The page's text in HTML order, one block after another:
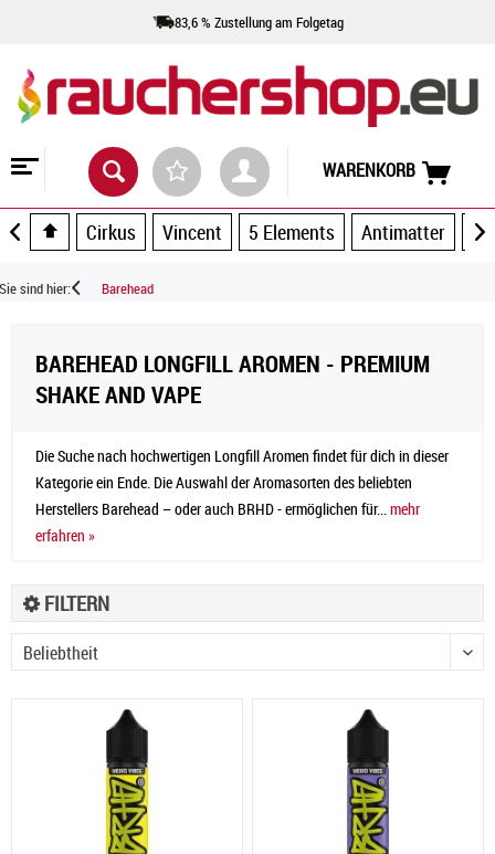
83,6 % Zustellung am Folgetag
WARENKORB
Cirkus Vincent 5 Elements Antimatter
Sie sind hier: Barehead
BAREHEAD LONGFILL AROMEN - PREMIUM
SHAKE AND VAPE
Die Suche nach hochwertigen Longfill Aromen findet für dich in dieser
Kategorie ein Ende. Die Auswahl der Aromasorten des beliebten
Herstellers Barehead – oder auch BRHD - ermöglichen für... mehr
erfahren »
FILTERN